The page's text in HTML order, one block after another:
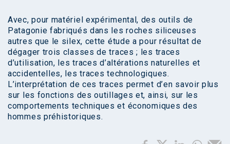
Avec, pour matériel expérimental, des outils de
Patagonie fabriqués dans les roches siliceuses
autres que le silex, cette étude a pour résultat de
dégager trois classes de traces ; les traces
d’utilisation, les traces d’altérations naturelles et
accidentelles, les traces technologiques.
L’interprétation de ces traces permet d’en savoir plus
sur les fonctions des outillages et, ainsi, sur les
comportements techniques et économiques des
hommes préhistoriques.